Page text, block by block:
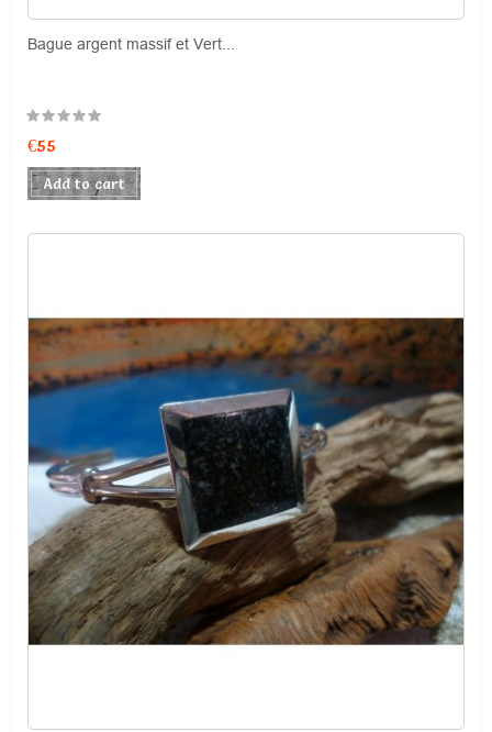
Bague argent massif et Vert...
Price
€55
Add to cart